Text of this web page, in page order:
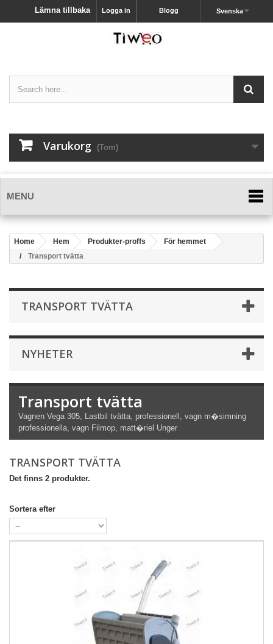
Svenska
Blogg
Logga in
Lämna tillbaka
Varukorg (Tom)
MENU
Home Hem Produkter-proffs
För hemmet
Transport tvätta
TRANSPORT TVÄTTA
NYHETER
Transport tvätta
Vagnen Vega 305, Lastbil tvätta, professionell, vagn m�simning
professionella, vagn Filmop, matt�riel Unger
TRANSPORT TVÄTTA
Det finns 2 produkter.
Sortera efter